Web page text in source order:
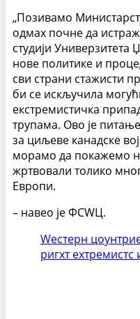
„Позивамо
одмах почне да
студији
нове политике и
сви страни стажисти
би се искључила
екстремистичка
трупама. Ово је
за циљеве канадске
морамо да покажемо
жртвовали толико
Европи.
– навео је ФСWЦ.
Wестерн
ригхт